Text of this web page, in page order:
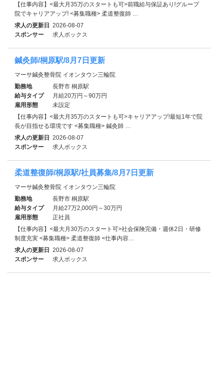
【仕事内容】<最大月35万のスタートも可>前職給与保証あり!グループ
院でキャリアアップ! <募集職種> 柔道整復師 …
求人の更新日 2026-08-07
スポンサー
求人ボックス
鍼灸師/桐原駅/8月7日更新
マーサ鍼灸整骨院 イオンタウン三輪院
勤務地
長野市 桐原駅
給与タイプ
月給20万円～90万円
雇用形態
未設定
【仕事内容】<最大月35万のスタートも可>キャリアアップ!最短1年で院
長が目指せる環境です <募集職種> 鍼灸師 …
求人の更新日 2026-08-07
スポンサー
求人ボックス
柔道整復師/桐原駅/社員募集/8月7日更新
マーサ鍼灸整骨院 イオンタウン三輪院
勤務地
長野市 桐原駅
給与タイプ
月給27万2,000円～30万円
雇用形態
正社員
【仕事内容】<最大月30万のスタート可>社会保険完備・週休2日・研修
制度充実 <募集職種> 柔道整復師 <仕事内容…
求人の更新日 2026-08-07
スポンサー
求人ボックス